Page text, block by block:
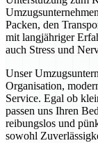
Packen, den
mit langjähriger
auch Stress und
Unser
Organisation,
Service. Egal ob
passen uns Ihren
reibungslos und
sowohl